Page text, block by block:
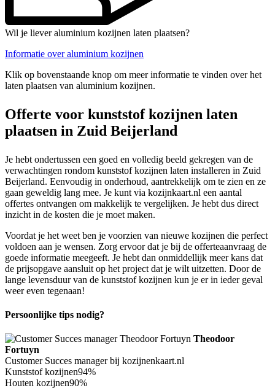
Wil je liever aluminium kozijnen laten plaatsen?
Informatie over aluminium kozijnen
Klik op bovenstaande knop om meer informatie te vinden over het
laten plaatsen van aluminium kozijnen.
Offerte voor kunststof kozijnen laten
plaatsen in Zuid Beijerland
Je hebt ondertussen een goed en volledig beeld gekregen van de
verwachtingen rondom kunststof kozijnen laten installeren in Zuid
Beijerland. Eenvoudig in onderhoud, aantrekkelijk om te zien en ze
gaan geweldig lang mee. Je kunt via kozijnkaart.nl een aantal
offertes ontvangen om makkelijk te vergelijken. Je hebt dus direct
inzicht in de kosten die je moet maken.
Voordat je het weet ben je voorzien van nieuwe kozijnen die perfect
voldoen aan je wensen. Zorg ervoor dat je bij de offerteaanvraag de
goede informatie meegeeft. Je hebt dan onmiddellijk meer kans dat
de prijsopgave aansluit op het project dat je wilt uitzetten. Door de
lange levensduur van de kunststof kozijnen kun je er in ieder geval
weer even tegenaan!
Persoonlijke tips nodig?
Theodoor
Fortuyn
Customer Succes manager bij kozijnenkaart.nl
Kunststof kozijnen94%
Houten kozijnen90%